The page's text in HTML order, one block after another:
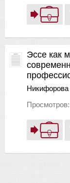
Эссе как
Просмотров: